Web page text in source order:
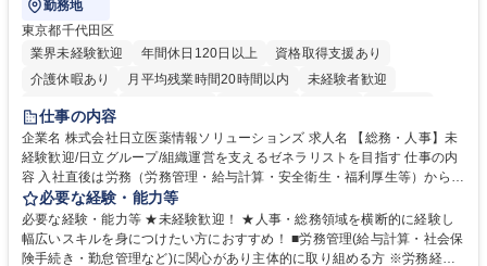
勤務地
東京都千代田区
業界未経験歓迎
年間休日120日以上
資格取得支援あり
介護休暇あり
月平均残業時間20時間以内
未経験者歓迎
住宅手当あり
育休あり
完全週休2日制 交通費支給 土日祝休み 寮・社宅あり
仕事の内容
企業名 株式会社日立医薬情報ソリューションズ 求人名 【総務・人事】未
経験歓迎/日立グループ/組織運営を支えるゼネラリストを目指す 仕事の内
容 入社直後は労務（労務管理・給与計算・安全衛生・福利厚生等）からお
任せいたします。将来は総務・採用・教育業務へ守備範囲を広げ、組織運
営を支えるゼネラリストをめざせます。 ・初期業務：労働時間管理、給与
計算、社会保険対応、福利厚生管理、安全衛生、健康経営推進等をお任せ
します。ご経験に応じて、休職者管理など、幅広く経験を積んでいただき
必要な経験・能力等
必要な経験・能力等 ★未経験歓迎！ ★人事・総務領域を横断的に経験し
幅広いスキルを身につけたい方におすすめ！ ■労務管理(給与計算・社会保
険手続き・勤怠管理など)に関心があり主体的に取り組める方 ※労務経験